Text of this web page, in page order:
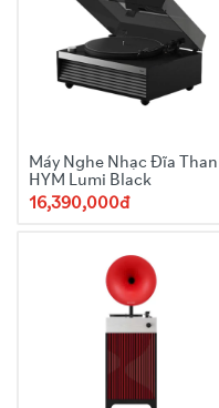
Máy Nghe Nhạc Đĩa Than
HYM Lumi Black
16,390,000đ